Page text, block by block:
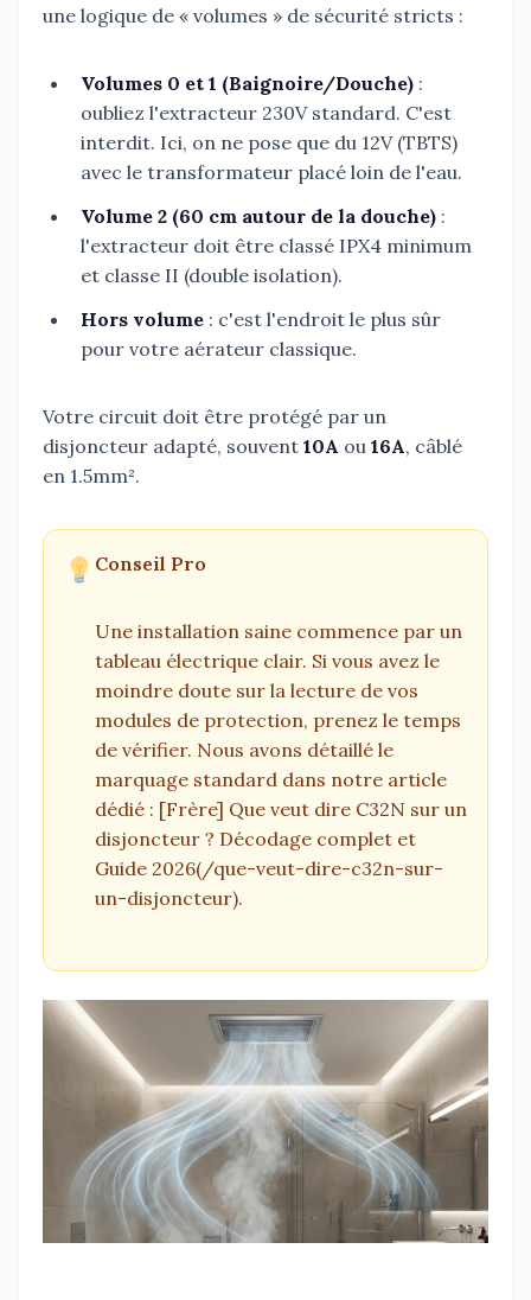
une logique de « volumes » de sécurité stricts :
Volumes 0 et 1 (Baignoire/Douche) :
oubliez l'extracteur 230V standard. C'est
interdit. Ici, on ne pose que du 12V (TBTS)
avec le transformateur placé loin de l'eau.
Volume 2 (60 cm autour de la douche) :
l'extracteur doit être classé IPX4 minimum
et classe II (double isolation).
Hors volume : c'est l'endroit le plus sûr
pour votre aérateur classique.
Votre circuit doit être protégé par un
disjoncteur adapté, souvent 10A ou 16A, câblé
en 1.5mm².
Conseil Pro
Une installation saine commence par un
tableau électrique clair. Si vous avez le
moindre doute sur la lecture de vos
modules de protection, prenez le temps
de vérifier. Nous avons détaillé le
marquage standard dans notre article
dédié : [Frère] Que veut dire C32N sur un
disjoncteur ? Décodage complet et
Guide 2026(/que-veut-dire-c32n-sur-
un-disjoncteur).